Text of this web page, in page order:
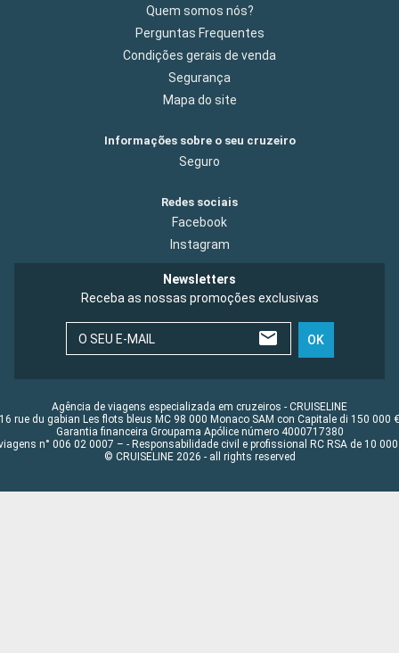
Quem somos nós?
Perguntas Frequentes
Condições gerais de venda
Segurança
Mapa do site
Informações sobre o seu cruzeiro
Seguro
Redes sociais
Facebook
Instagram
Newsletters
Receba as nossas promoções exclusivas
O SEU E-MAIL OK
Agência de viagens especializada em cruzeiros - CRUISELINE
16 rue du gabian Les flots bleus MC 98 000 Monaco SAM con Capitale di 150 000 €
Garantia financeira Groupama Apólice número 4000717380
n° 006 02 0007 – - Responsabilidade civil e profissional RC RSA de 10 000
© CRUISELINE 2026 - all rights reserved